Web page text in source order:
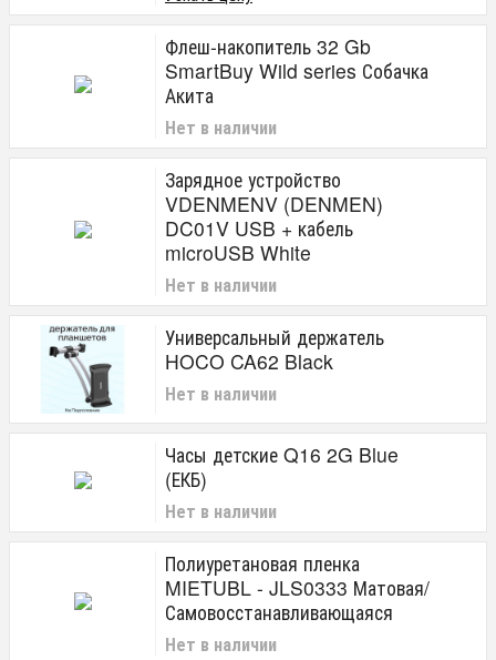
Флеш-накопитель 32 Gb
SmartBuy Wild series Собачка
Акита
Нет в наличии
Зарядное устройство
VDENMENV (DENMEN)
DC01V USB + кабель
microUSB White
Нет в наличии
Универсальный держатель
HOCO CA62 Black
Нет в наличии
Часы детские Q16 2G Blue
(ЕКБ)
Нет в наличии
Полиуретановая пленка
MIETUBL - JLS0333 Матовая/
Самовосстанавливающаяся
Нет в наличии